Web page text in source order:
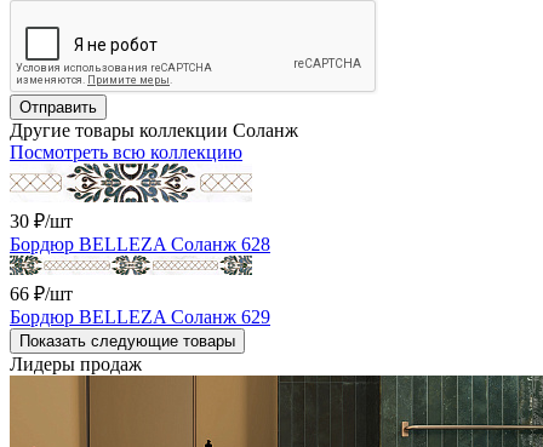
Отправить
Другие товары коллекции Соланж
Посмотреть всю коллекцию
30 ₽/шт
Бордюр BELLEZA Соланж 628
66 ₽/шт
Бордюр BELLEZA Соланж 629
Показать следующие товары
Лидеры продаж